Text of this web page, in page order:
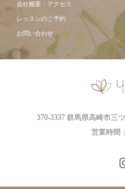
会社概要・アクセス
レッスンのご予約
お問い合わせ
370-3337 群馬県高崎市三
営業時間